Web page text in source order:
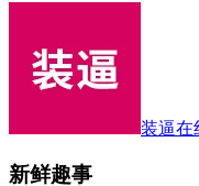
装逼在
新鲜趣事